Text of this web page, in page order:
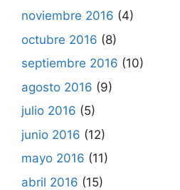
noviembre 2016 (4)
octubre 2016 (8)
septiembre 2016 (10)
agosto 2016 (9)
julio 2016 (5)
junio 2016 (12)
mayo 2016 (11)
abril 2016 (15)